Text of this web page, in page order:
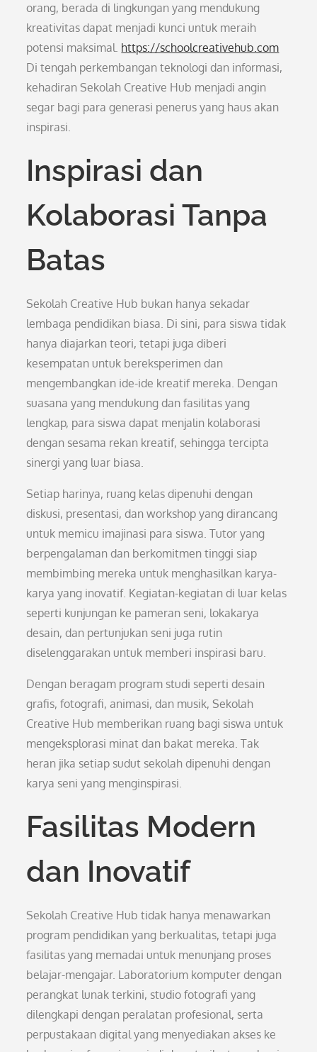
orang, berada di lingkungan yang mendukung
kreativitas dapat menjadi kunci untuk meraih
potensi maksimal. https://schoolcreativehub.com
Di tengah perkembangan teknologi dan informasi,
kehadiran Sekolah Creative Hub menjadi angin
segar bagi para generasi penerus yang haus akan
inspirasi.
Inspirasi dan
Kolaborasi Tanpa
Batas
Sekolah Creative Hub bukan hanya sekadar
lembaga pendidikan biasa. Di sini, para siswa tidak
hanya diajarkan teori, tetapi juga diberi
kesempatan untuk bereksperimen dan
mengembangkan ide-ide kreatif mereka. Dengan
suasana yang mendukung dan fasilitas yang
lengkap, para siswa dapat menjalin kolaborasi
dengan sesama rekan kreatif, sehingga tercipta
sinergi yang luar biasa.
Setiap harinya, ruang kelas dipenuhi dengan
diskusi, presentasi, dan workshop yang dirancang
untuk memicu imajinasi para siswa. Tutor yang
berpengalaman dan berkomitmen tinggi siap
membimbing mereka untuk menghasilkan karya-
karya yang inovatif. Kegiatan-kegiatan di luar kelas
seperti kunjungan ke pameran seni, lokakarya
desain, dan pertunjukan seni juga rutin
diselenggarakan untuk memberi inspirasi baru.
Dengan beragam program studi seperti desain
grafis, fotografi, animasi, dan musik, Sekolah
Creative Hub memberikan ruang bagi siswa untuk
mengeksplorasi minat dan bakat mereka. Tak
heran jika setiap sudut sekolah dipenuhi dengan
karya seni yang menginspirasi.
Fasilitas Modern
dan Inovatif
Sekolah Creative Hub tidak hanya menawarkan
program pendidikan yang berkualitas, tetapi juga
fasilitas yang memadai untuk menunjang proses
belajar-mengajar. Laboratorium komputer dengan
perangkat lunak terkini, studio fotografi yang
dilengkapi dengan peralatan profesional, serta
perpustakaan digital yang menyediakan akses ke